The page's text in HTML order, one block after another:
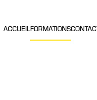
ACCUEILFORMATIONS